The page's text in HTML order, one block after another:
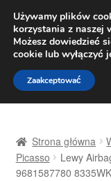
Pn.-pt.
Przejdź
do
nawigacji
Przejdź
do
treści
Dostawa
Strona główna
Picasso
Lewy
9681587780 8335WK
Używamy plików
korzystania z naszej
Możesz dowiedzieć
cookie lub wyłączyć
Zaakceptować